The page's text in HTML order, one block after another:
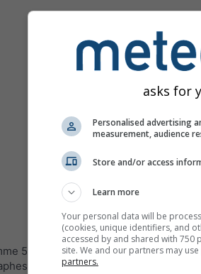
5 jours pour 45.85°N 0.02°E offre
:
[Plus]
asks for
Personalised advertising
measurement, audience
Store and/or access
Learn more
Your personal data will be
(cookies, unique identifiers, and
accessed by and shared with
site. We and our partners may
partners.